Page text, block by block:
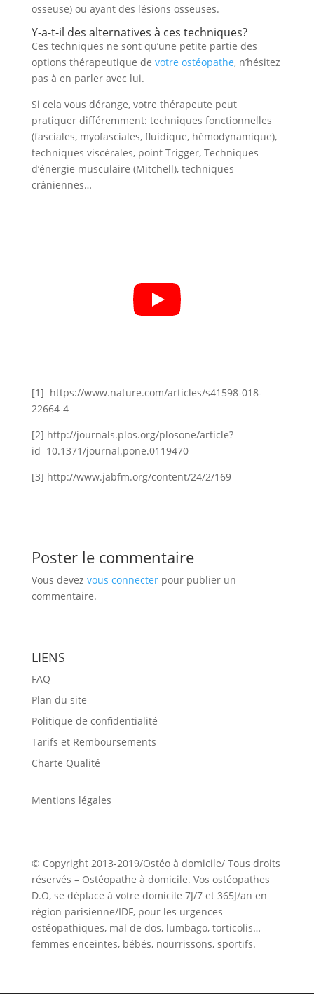
osseuse) ou ayant des lésions osseuses.
Y-a-t-il des alternatives à ces techniques?
Ces techniques ne sont qu’une petite partie des
options thérapeutique de votre ostéopathe, n’hésitez
pas à en parler avec lui.
Si cela vous dérange, votre thérapeute peut
pratiquer différemment: techniques fonctionnelles
(fasciales, myofasciales, fluidique, hémodynamique),
techniques viscérales, point Trigger, Techniques
d’énergie musculaire (Mitchell), techniques
crâniennes…
[1] https://www.nature.com/articles/s41598-018-
22664-4
[2] http://journals.plos.org/plosone/article?
id=10.1371/journal.pone.0119470
[3] http://www.jabfm.org/content/24/2/169
Poster le commentaire
Vous devez vous connecterpour publier un
commentaire.
LIENS
FAQ
Plan du site
Politique de confidentialité
Tarifs et Remboursements
Charte Qualité
Mentions légales
© Copyright 2013-2019/Ostéo à domicile/ Tous droits
réservés – Ostéopathe à domicile. Vos ostéopathes
D.O, se déplace à votre domicile 7J/7 et 365J/an en
région parisienne/IDF, pour les urgences
ostéopathiques, mal de dos, lumbago, torticolis…
femmes enceintes, bébés, nourrissons, sportifs.